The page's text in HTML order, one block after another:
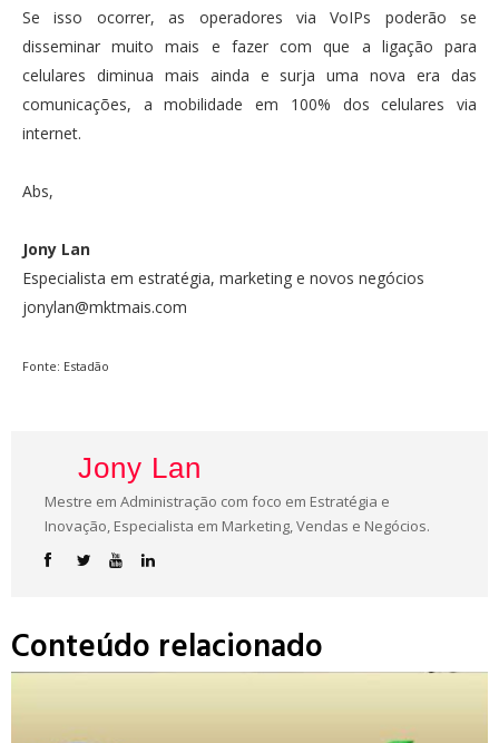
Se isso ocorrer, as operadores via VoIPs poderão se
disseminar muito mais e fazer com que a ligação para
celulares diminua mais ainda e surja uma nova era das
comunicações, a mobilidade em 100% dos celulares via
internet.
Abs,
Jony Lan
Especialista em estratégia, marketing e novos negócios
jonylan@mktmais.com
Fonte: Estadão
Jony Lan
Mestre em Administração com foco em Estratégia e
Inovação, Especialista em Marketing, Vendas e Negócios.
Conteúdo relacionado